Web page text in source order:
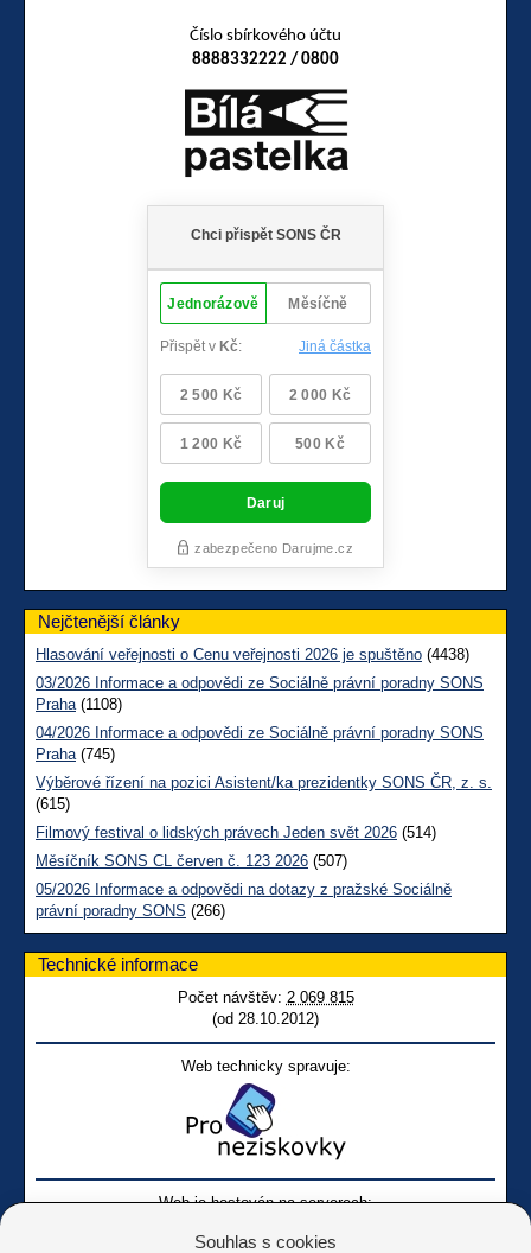
Číslo sbírkového účtu
8888332222 / 0800
Nejčtenější články
Hlasování veřejnosti o Cenu veřejnosti 2026 je spuštěno (4438)
03/2026 Informace a odpovědi ze Sociálně právní poradny SONS
Praha(1108)
04/2026 Informace a odpovědi ze Sociálně právní poradny SONS
Praha(745)
Výběrové řízení na pozici Asistent/ka prezidentky SONS ČR, z. s.
(615)
Filmový festival o lidských právech Jeden svět 2026 (514)
Měsíčník SONS CL červen č. 123 2026 (507)
05/2026 Informace a odpovědi na dotazy z pražské Sociálně
právní poradny SONS (266)
Technické informace
Počet návštěv: 2 069 815
(od 28.10.2012)
Web technicky spravuje:
Web je hostován na serverech:
Souhlas s cookies